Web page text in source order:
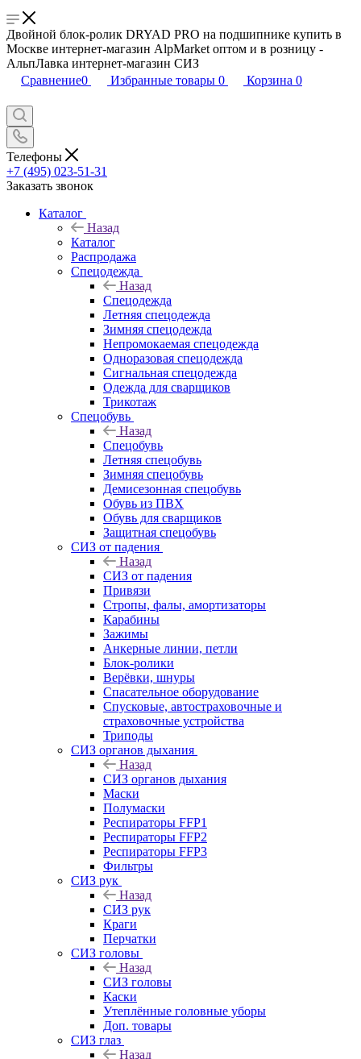
Двойной блок-ролик DRYAD PRO на подшипнике купить в
Москве интернет-магазин AlpMarket оптом и в розницу -
АльпЛавка интернет-магазин СИЗ
Сравнение0 Избранные товары 0 Корзина 0
Телефоны
+7 (495) 023-51-31
Заказать звонок
Каталог
Назад
Каталог
Распродажа
Спецодежда
Назад
Спецодежда
Летняя спецодежда
Зимняя спецодежда
Непромокаемая спецодежда
Одноразовая спецодежда
Сигнальная спецодежда
Одежда для сварщиков
Трикотаж
Спецобувь
Назад
Спецобувь
Летняя спецобувь
Зимняя спецобувь
Демисезонная спецобувь
Обувь из ПВХ
Обувь для сварщиков
Защитная спецобувь
СИЗ от падения
Назад
СИЗ от падения
Привязи
Стропы, фалы, амортизаторы
Карабины
Зажимы
Анкерные линии, петли
Блок-ролики
Верёвки, шнуры
Спасательное оборудование
Спусковые, автостраховочные и
страховочные устройства
Триподы
СИЗ органов дыхания
Назад
СИЗ органов дыхания
Маски
Полумаски
Респираторы FFP1
Респираторы FFP2
Респираторы FFP3
Фильтры
СИЗ рук
Назад
СИЗ рук
Краги
Перчатки
СИЗ головы
Назад
СИЗ головы
Каски
Утеплённые головные уборы
Доп. товары
СИЗ глаз
Назад